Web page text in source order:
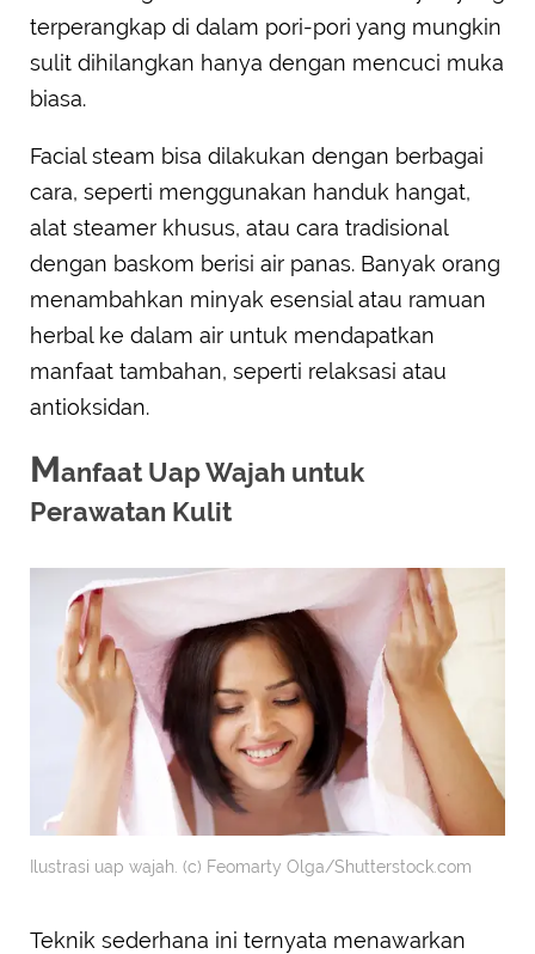
terperangkap di dalam pori-pori yang mungkin
sulit dihilangkan hanya dengan mencuci muka
biasa.
Facial steam bisa dilakukan dengan berbagai
cara, seperti menggunakan handuk hangat,
alat steamer khusus, atau cara tradisional
dengan baskom berisi air panas. Banyak orang
menambahkan minyak esensial atau ramuan
herbal ke dalam air untuk mendapatkan
manfaat tambahan, seperti relaksasi atau
antioksidan.
Manfaat Uap Wajah untuk
Perawatan Kulit
Ilustrasi uap wajah. (c) Feomarty Olga/Shutterstock.com
Teknik sederhana ini ternyata menawarkan